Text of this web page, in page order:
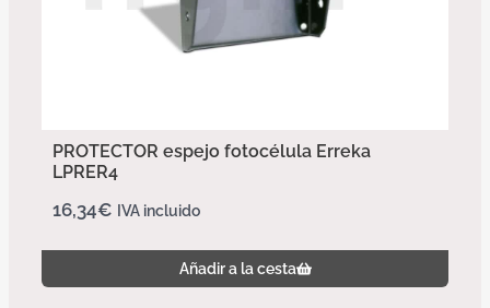
PROTECTOR espejo fotocélula Erreka
LPRER4
16,34€ IVA incluido
Añadir a la cesta